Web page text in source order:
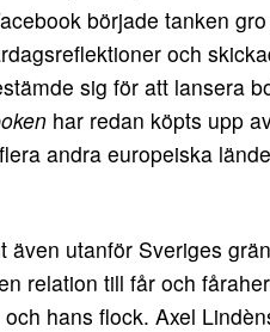
började tanken
och
sig för att lansera
har redan köpts upp
andra europeiska
även utanför Sveriges
relation till får och
hans flock. Axel